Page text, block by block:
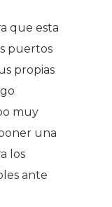
que esta
puertos
propias
muy
una
los
ante